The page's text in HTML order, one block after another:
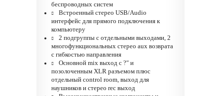
беспроводных систем
Встроенный стерео USB/Audio
интерфейс для прямого подключения к
компьютеру
2 подгруппы с отдельными выходами, 2
многофункциональных стерео aux возврата
с гибкостью направления
Основной mix выход с ?" и
позолоченным XLR разъемом плюс
отдельный control room, выход для
наушников и стерео rec выход